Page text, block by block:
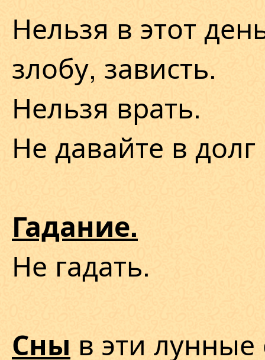
Нельзя в этот
злобу, зависть.
Нельзя врать.
Не давайте в
Гадание.
Не гадать.
Сны в эти лунные